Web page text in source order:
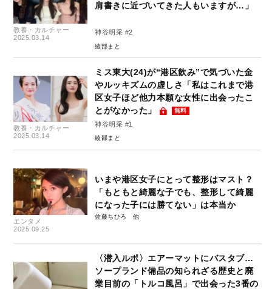
教養・カルチャー
2025.03.14
肩書きに近づいてきた人もいますが…」
神谷明采 #2
綾部まと
教養・カルチャー
2025.03.14
ミス東大(24)が“港区飲み”で気づいた金
やルッキズムの虚しさ「私はこれまで港
区女子ほど他力本願な女性に出会ったこ
とがなかった」
無料
神谷明采 #1
綾部まと
エンタメ
2025.09.25
いまや港区女子にとって整形はマスト？
「もともと綺麗な子でも、整形して綺麗
になった子には勝てない」は本当か
佐藤ちひろ
〈潜入ルポ〉エアーマットにバスタブ…
ソープランド備品の知られざる歴史と廃
業目前の「トルコ風呂」で出会った3番の